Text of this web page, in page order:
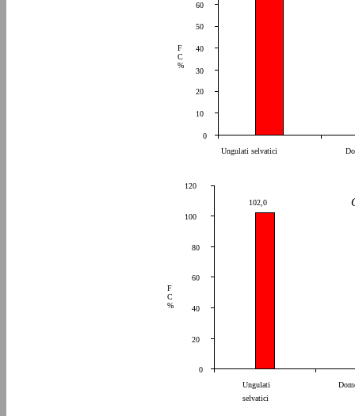
102,0
0
20
40
60
80
100
120
Ungulati
selvatici
F
C
%
0
10
20
30
40
50
60
Ungulati selvatici
F
C
%